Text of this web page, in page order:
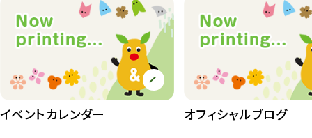
イベントカレンダー オフィシャルブログ